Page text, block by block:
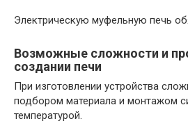
Электрическую муфельную печь
Возможные сложности и
создании печи
При изготовлении устройства
подбором материала и монтажом
температурой.